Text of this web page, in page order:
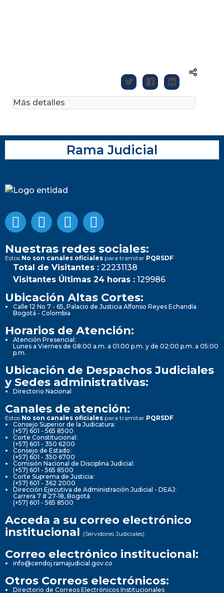
Más detalles
Rama Judicial
Nuestras redes sociales:
Estos No son canales oficiales para tramitar PQRSDF
Total de Visitantes : 22231138
Visitantes Últimas 24 horas : 129986
Ubicación Altas Cortes:
Calle 12 No 7 - 65, Palacio de Justicia Alfonso Reyes Echandía
Bogotá - Colombia
Horarios de Atención:
Atención Presencial:
Lunes a Viernes de 08:00 a.m. a 01:00 p.m. y de 02:00 p.m. a 05:00
p.m.
Ubicación de Despachos Judiciales
y Sedes administrativas:
Directorio Nacional
Canales de atención:
Estos No son canales oficiales para tramitar PQRSDF
Consejo Superior de la Judicatura:
(+57) 601 - 565 8500
Corte Constitucional:
(+57) 601 - 350 6200
Consejo de Estado:
(+57) 601 - 350 6700
Comisión Nacional de Disciplina Judicial:
(+57) 601 - 565 8500
Corte Suprema de Justicia:
(+57) 601 - 362 2000
Dirección Ejecutiva de Administración Judicial - DEAJ:
Carrera 7 # 27-18, Bogotá
(+57) 601 - 565 8500
Acceda a su correo electrónico
institucional (Servidores Judiciales)
Correo electrónico institucional:
info@cendoj.ramajudicial.gov.co
Otros Correos electrónicos:
Directorio de Correos Electrónicos Institucionales